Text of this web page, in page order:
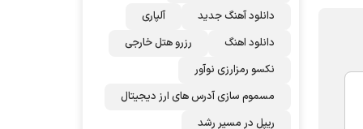
دانلود آهنگ جدید
آلپاری
دانلود اهنگ
رزرو هتل خارجی
نکسو رمزارزی نوآور
مسموم سازی آدرس های ارز دیجیتال
ریپل در مسیر رشد